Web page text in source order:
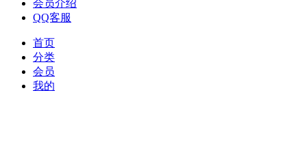
会员介绍
QQ客服
首页
分类
会员
我的